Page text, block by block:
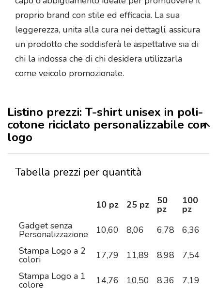
proprio brand con stile ed efficacia. La sua
leggerezza, unita alla cura nei dettagli, assicura
un prodotto che soddisferà le aspettative sia di
chi la indossa che di chi desidera utilizzarla
come veicolo promozionale.
Listino prezzi: T-shirt unisex in poli-
cotone riciclato personalizzabile con
logo
Tabella prezzi per quantità
10 pz 25 pz 50
pz
100
pz
Gadget senza
Personalizzazione 10,60 8,06 6,78 6,36
Stampa Logo a 2
colori 17,79 11,89 8,98 7,54
Stampa Logo a 1
colore 14,76 10,50 8,36 7,19